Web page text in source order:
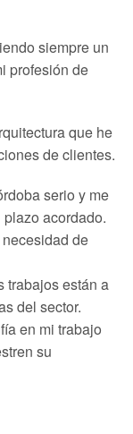
siempre un
profesión de
que he
de clientes.
serio y me
acordado.
de
trabajos están a
del sector.
en mi trabajo
su